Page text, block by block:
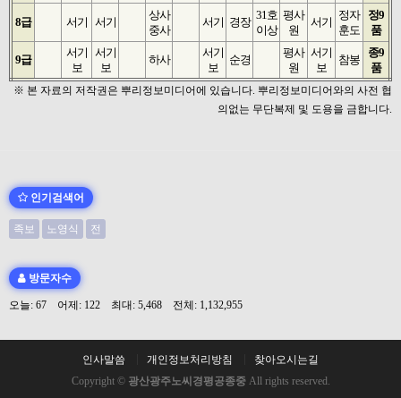
8급 서기 서기
상사
중사
서기 경장
31호
이상
평사
원
서기
정자
훈도
정9
품
9급
서기
보
서기
보
하사
서기
보
순경
평사
원
서기
보
참봉
종9
품
※ 본 자료의 저작권은 뿌리정보미디어에 있습니다. 뿌리정보미디어와의 사전 협
의없는 무단복제 및 도용을 금합니다.
인기검색어
족보 노영식 전
방문자수
오늘: 67 어제: 122 최대: 5,468 전체: 1,132,955
인사말씀 개인정보처리방침
찾아오시는길
Copyright © 광산광주노씨경평공종중All rights reserved.